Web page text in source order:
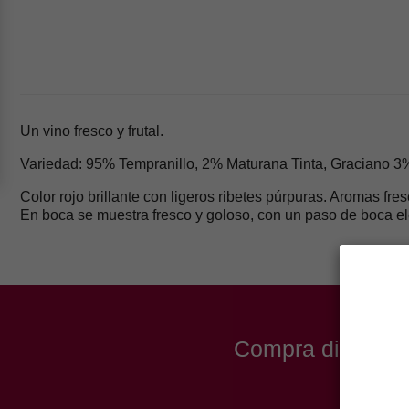
Un vino fresco y frutal.
Variedad: 95% Tempranillo, 2% Maturana Tinta, Graciano
Color rojo brillante con ligeros ribetes púrpuras. Aromas
En boca se muestra fresco y goloso, con un paso de boca
Compra directa